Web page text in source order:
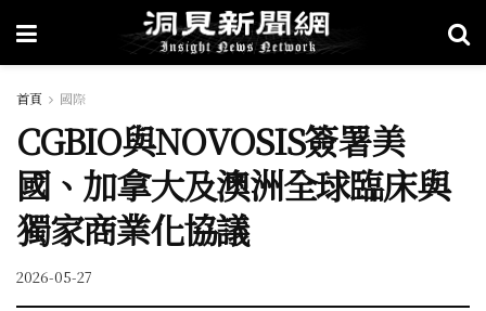
首頁 國際
CGBIO與NOVOSIS簽署美
國、加拿大及澳洲全球臨床與
獨家商業化協議
2026-05-27